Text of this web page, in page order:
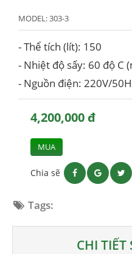
MODEL:303-3
- Thể tích (lít): 150
- Nhiệt độ sấy: 60 độ C
- Nguồn điện: 220V/
4,200,000 đ
MUA
Chia sẽ
Tags:
CHI